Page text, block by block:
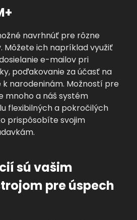
navrhnúť pre rôzne
Môžete ich napríklad využiť
e-mailov pri
poďakovanie za účasť na
k narodeninám. Možností pre
mnoho a náš systém
flexibilných a pokročilých
prispôsobíte svojim
sú vašim
pre úspech